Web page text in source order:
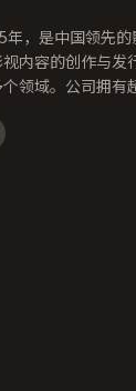
，是中国领先的
内容的创作与发
领域。公司拥有